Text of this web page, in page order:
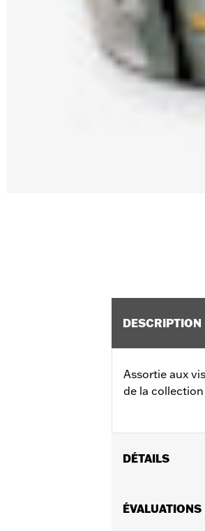
DESCRIPTION
Assortie aux
de la collection
DÉTAILS
Instructions
ÉVALUATIONS